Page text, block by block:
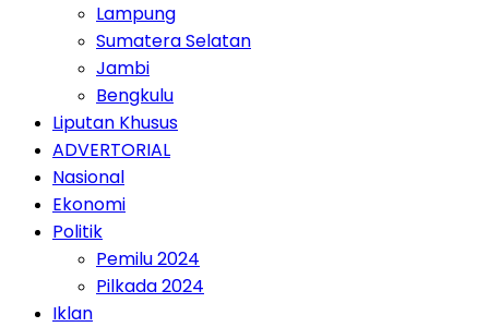
Lampung
Sumatera Selatan
Jambi
Bengkulu
Liputan Khusus
ADVERTORIAL
Nasional
Ekonomi
Politik
Pemilu 2024
Pilkada 2024
Iklan